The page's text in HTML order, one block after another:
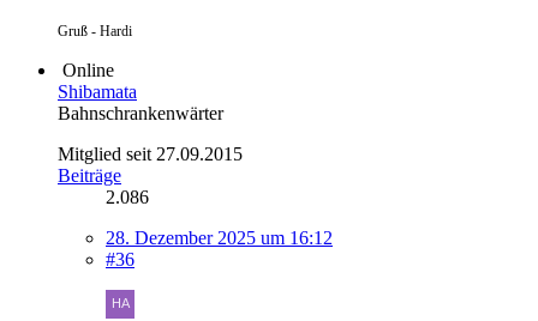
Gruß - Hardi
Online
Shibamata
Bahnschrankenwärter
Mitglied seit 27.09.2015
Beiträge
2.086
28. Dezember 2025 um 16:12
#36